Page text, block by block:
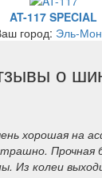
AT-117 SPECIAL
город: Эль-
о
хорошая на
Прочная
Из колеи